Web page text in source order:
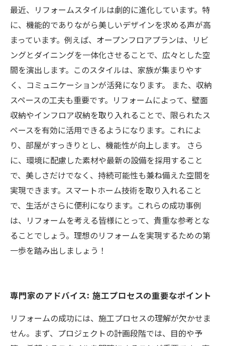
最近、リフォームスタイルは劇的に進化しています。特
に、機能的でありながら美しいデザインを求める声が高
まっています。例えば、オープンフロアプランは、リビ
ングとダイニングを一体化させることで、広々とした空
間を演出します。このスタイルは、家族が集まりやす
く、コミュニケーションが活発になります。 また、収納
スペースの工夫も重要です。リフォームによって、壁面
収納やインフロア収納を取り入れることで、限られたス
ペースを有効に活用できるようになります。これによ
り、部屋がすっきりとし、機能性が向上します。 さら
に、環境に配慮した素材や最新の設備を採用すること
で、美しさだけでなく、持続可能性も兼ね備えた空間を
実現できます。スマートホーム技術を取り入れること
で、生活がさらに便利になります。これらの成功事例
は、リフォームを考える皆様にとって、貴重な参考とな
ることでしょう。理想のリフォームを実現するための第
一歩を踏み出しましょう！
専門家のアドバイス: 施工プロセスの重要なポイント
リフォームの成功には、施工プロセスの理解が欠かせま
せん。まず、プロジェクトの計画段階では、目的や予